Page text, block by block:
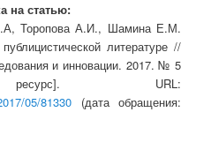
на статью:
Торопова А.И., Шамина Е.М.
литературе //
и инновации. 2017. № 5
ресурс]. URL:
05/81330 (дата обращения: